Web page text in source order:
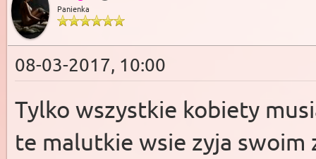
Panienka
08-03-2017, 10:00
Tylko wszystkie kobiety
te malutkie wsie zyja swoim